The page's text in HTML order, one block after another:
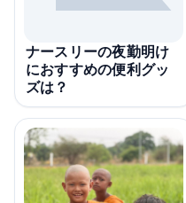
ナースリーの夜勤明け
におすすめの便利グッ
ズは？